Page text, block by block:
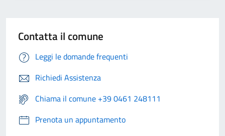
Contatta il comune
Leggi le domande frequenti
Richiedi Assistenza
Chiama il comune +39 0461 248111
Prenota un appuntamento